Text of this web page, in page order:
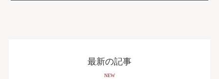
最新の記事
NEW